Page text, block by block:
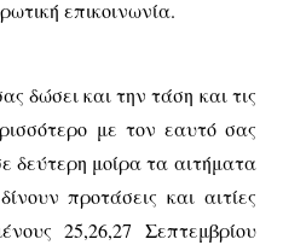
επικοινωνία.
δώσει και την τάση και τις
με τον εαυτό σας
δεύτερη μοίρα τα αιτήματα
προτάσεις και αιτίες
25,26,27 Σεπτεμβρίου